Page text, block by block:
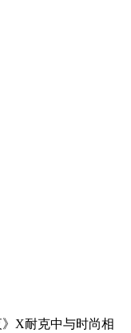
》X耐克中与时尚相